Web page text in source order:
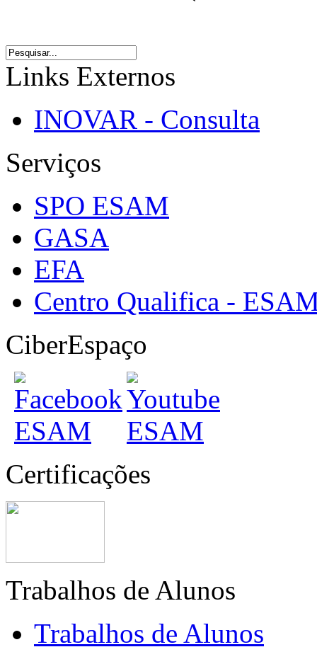
Links Externos
INOVAR - Consulta
Serviços
SPO ESAM
GASA
EFA
Centro Qualifica -
CiberEspaço
Certificações
Trabalhos de Alunos
Trabalhos de Alunos